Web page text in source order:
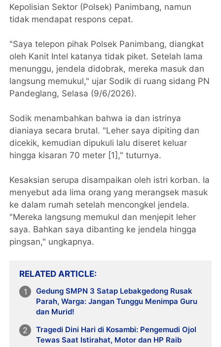
Kepolisian Sektor (Polsek) Panimbang, namun
tidak mendapat respons cepat.
"Saya telepon pihak Polsek Panimbang, diangkat
oleh Kanit Intel katanya tidak piket. Setelah lama
menunggu, jendela didobrak, mereka masuk dan
langsung memukul," ujar Sodik di ruang sidang PN
Pandeglang, Selasa (9/6/2026).
Sodik menambahkan bahwa ia dan istrinya
dianiaya secara brutal. "Leher saya dipiting dan
dicekik, kemudian dipukuli lalu diseret keluar
hingga kisaran 70 meter [1]," tuturnya.
Kesaksian serupa disampaikan oleh istri korban. Ia
menyebut ada lima orang yang merangsek masuk
ke dalam rumah setelah mencongkel jendela.
"Mereka langsung memukul dan menjepit leher
saya. Bahkan saya dibanting ke jendela hingga
pingsan," ungkapnya.
RELATED ARTICLE
Gedung SMPN 3 Satap Lebakgedong Rusak
Parah, Warga: Jangan Tunggu Menimpa Guru
dan Murid!
Tragedi Dini Hari di Kosambi: Pengemudi Ojol
Tewas Saat Istirahat, Motor dan HP Raib